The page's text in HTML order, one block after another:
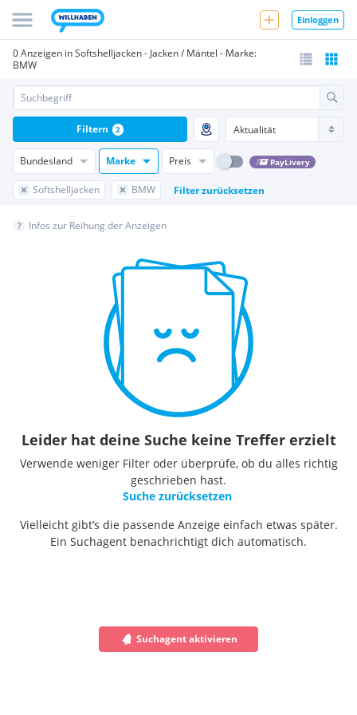
Einloggen
0 Anzeigen in Softshelljacken - Jacken / Mäntel - Marke:
BMW
Bundesland Marke Preis PayLivery
Softshelljacken BMW Filter zurücksetzen
Filtern 2
Infos zur Reihung der Anzeigen
Leider hat deine Suche keine Treffer erzielt
Verwende weniger Filter oder überprüfe, ob du alles richtig
geschrieben hast.
Suche zurücksetzen
Vielleicht gibt’s die passende Anzeige einfach etwas später.
Ein Suchagent benachrichtigt dich automatisch.
Suchagent aktivieren